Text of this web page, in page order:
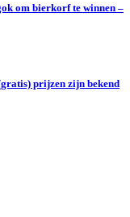
om bierkorf te winnen –
prijzen zijn bekend